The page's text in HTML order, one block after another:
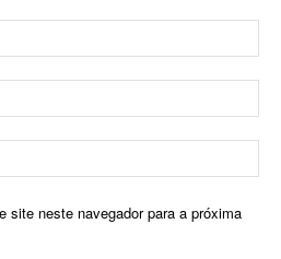
site neste navegador para a próxima